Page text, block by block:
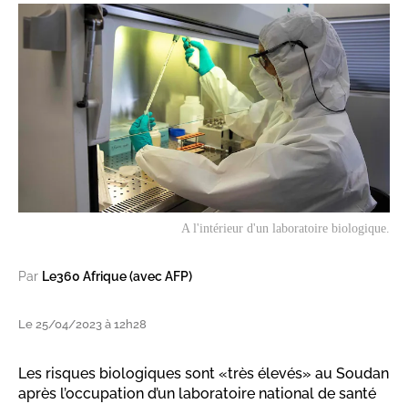
A l'intérieur d'un laboratoire biologique.
Par Le360 Afrique (avec AFP)
Le 25/04/2023 à 12h28
Les risques biologiques sont «très élevés» au Soudan
après l’occupation d’un laboratoire national de santé